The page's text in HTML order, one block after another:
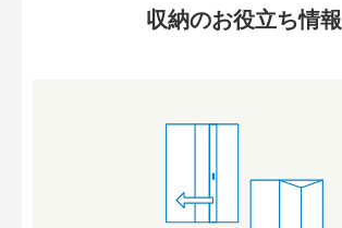
収納のお役立ち情報